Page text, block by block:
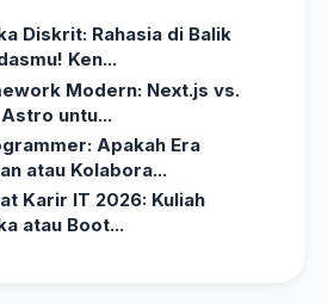
Diskrit: Rahasia di Balik
Ken...
Modern: Next.js vs.
untu...
Apakah Era
atau Kolabora...
Karir IT 2026: Kuliah
atau Boot...